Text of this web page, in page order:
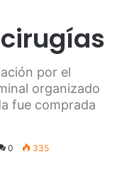
por el
organizado
fue comprada
0 335